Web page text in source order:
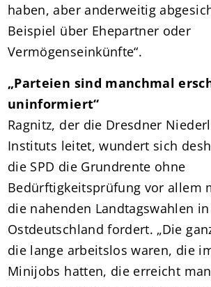
haben, aber anderweitig
Beispiel über Ehepartner oder
Vermögenseinkünfte“.
„Parteien sind manchmal
uninformiert“
Ragnitz, der die Dresdner
Instituts leitet, wundert sich
die SPD die Grundrente ohne
Bedürftigkeitsprüfung vor allem
die nahenden Landtagswahlen in
Ostdeutschland fordert. „Die
die lange arbeitslos waren, die
Minijobs hatten, die erreicht